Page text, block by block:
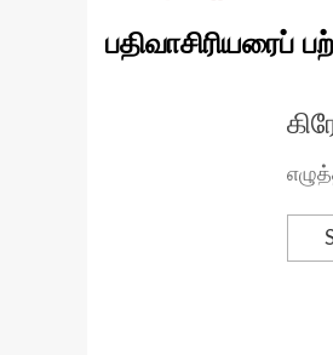
பதிவாசிரியரைப்